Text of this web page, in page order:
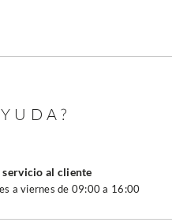
al cliente
a viernes de 09:00 a 16:00